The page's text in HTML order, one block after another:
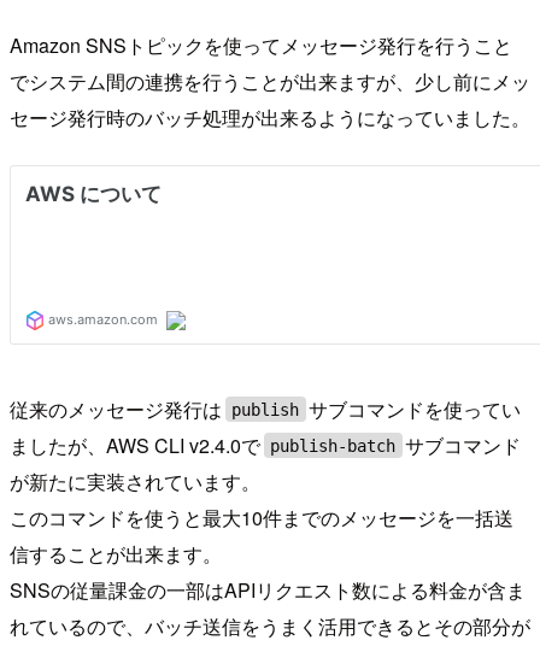
Amazon SNSトピックを使ってメッセージ発行を行うこと
でシステム間の連携を行うことが出来ますが、少し前にメッ
セージ発行時のバッチ処理が出来るようになっていました。
従来のメッセージ発行は publish サブコマンドを使ってい
ましたが、AWS CLI v2.4.0で publish-batch サブコマンド
が新たに実装されています。
このコマンドを使うと最大10件までのメッセージを一括送
信することが出来ます。
SNSの従量課金の一部はAPIリクエスト数による料金が含ま
れているので、バッチ送信をうまく活用できるとその部分が